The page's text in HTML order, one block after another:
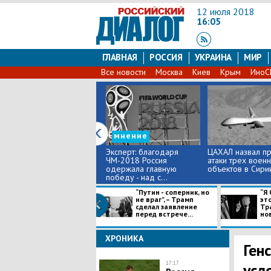
12 июля 2018
16:05
ГЛАВНАЯ РОССИЯ УКРАИНА МИР
Все новости Москва Киев Крым
мнение
Эксперт: благодаря
ЧМ-2018 Россия
одержала главную
победу - над с...
ЦАХАЛ назвал
атаки трех
объектов в
“Путин - соперник, но
не враг”, – Трамп
сделал заявление
перед встрече...
“Я
ХРОНИКА
17:17